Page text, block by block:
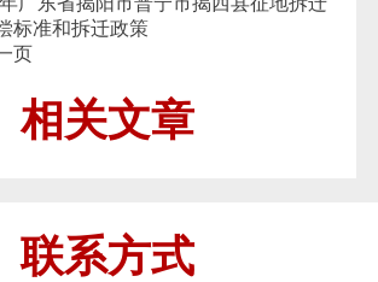
标准和拆迁政策
页
相关文章
联系方式